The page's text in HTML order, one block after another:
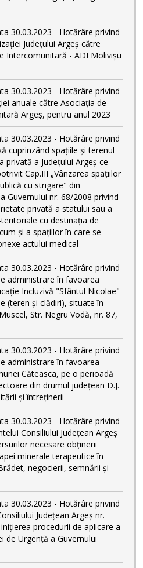
30.03.2023 - Hotărâre privind
Județului Argeș către
Intercomunitară - ADI Molivișu
30.03.2023 - Hotărâre privind
anuale către Asociația de
Argeș, pentru anul 2023
30.03.2023 - Hotărâre privind
cuprinzând spaţiile şi terenul
a Judeţului Argeş ce
Cap.III „Vânzarea spaţiilor
cu strigare" din
Guvernului nr. 68/2008 privind
privată a statului sau a
cu destinația de
și a spațiilor în care se
actului medical
30.03.2023 - Hotărâre privind
administrare în favoarea
Incluzivă "Sfântul Nicolae"
(teren și clădiri), situate în
Str. Negru Vodă, nr. 87,
30.03.2023 - Hotărâre privind
administrare în favoarea
Căteasca, pe o perioadă
din drumul județean D.J.
și întreținerii
30.03.2023 - Hotărâre privind
Consiliului Județean Argeș
necesare obținerii
minerale terapeutice în
negocierii, semnării și
30.03.2023 - Hotărâre privind
Județean Argeș nr.
procedurii de aplicare a
de Urgență a Guvernului